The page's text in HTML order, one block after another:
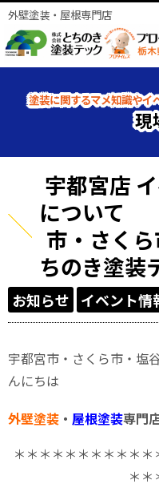
外壁塗装・屋根専門店
塗装に関するマメ知識やイ
現
宇都宮店
について
市・さく
ちのき塗装
お知らせ イベント情
宇都宮市・さくら市・塩
んにちは
外壁塗装 ・ 屋根塗装専門
＊＊＊＊＊＊＊＊＊＊
＊＊